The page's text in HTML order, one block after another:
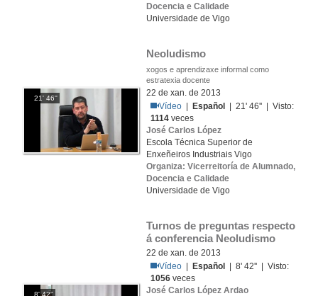
Docencia e Calidade
Universidade de Vigo
21' 46''
Neoludismo
xogos e aprendizaxe informal como
estratexia docente
22 de xan. de 2013
Vídeo
Español
| 21' 46'' | Visto:
1114 veces
José Carlos López
Escola Técnica Superior de
Enxeñeiros Industriais Vigo
Organiza: Vicerreitoría de Alumnado,
Docencia e Calidade
Universidade de Vigo
8' 42''
Turnos de preguntas respecto
á conferencia Neoludismo
22 de xan. de 2013
Vídeo
Español
| 8' 42'' | Visto:
1056 veces
José Carlos López Ardao